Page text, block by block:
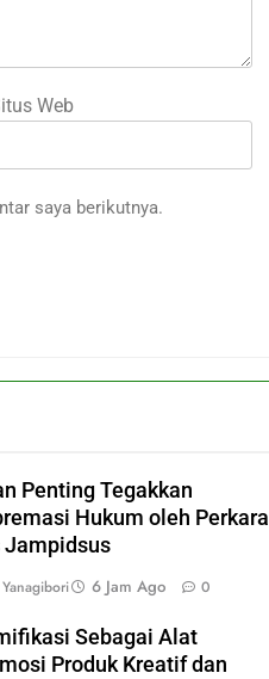
Web
saya berikutnya.
Penting Tegakkan
Hukum oleh Perkara
Jampidsus
6 Jam Ago 0
Sebagai Alat
Produk Kreatif dan